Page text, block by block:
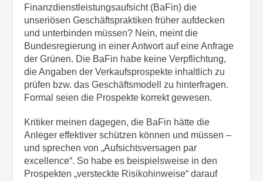
Finanzdienstleistungsaufsicht (BaFin) die
unseriösen Geschäftspraktiken früher aufdecken
und unterbinden müssen? Nein, meint die
Bundesregierung in einer Antwort auf eine Anfrage
der Grünen. Die BaFin habe keine Verpflichtung,
die Angaben der Verkaufsprospekte inhaltlich zu
prüfen bzw. das Geschäftsmodell zu hinterfragen.
Formal seien die Prospekte korrekt gewesen.
Kritiker meinen dagegen, die BaFin hätte die
Anleger effektiver schützen können und müssen –
und sprechen von „Aufsichtsversagen par
excellence“. So habe es beispielsweise in den
Prospekten „versteckte Risikohinweise“ darauf